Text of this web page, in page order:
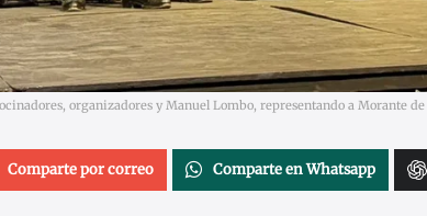
organizadores y Manuel Lombo, representando a Morante
Comparte por correo Comparte en Whatsapp